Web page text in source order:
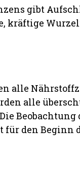
gibt
kräftige
alle
alle
Beobachtung
den Beginn